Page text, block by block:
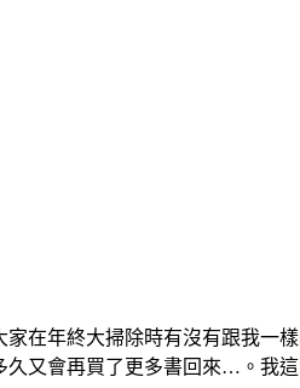
家在年終大掃除時有沒有跟我一
久又會再買了更多書回來…。我